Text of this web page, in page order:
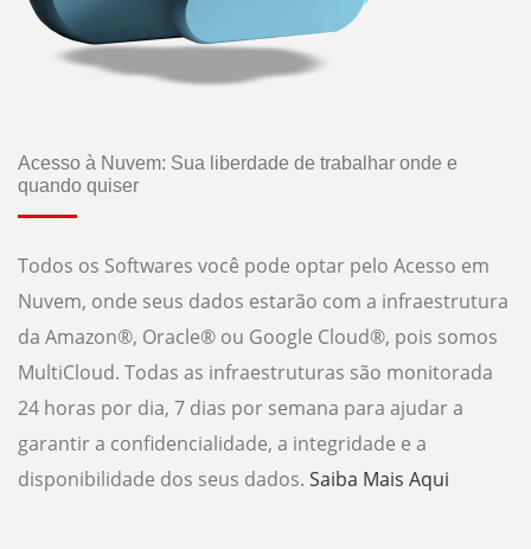
Acesso à Nuvem: Sua liberdade de trabalhar onde e
quando quiser
Todos os Softwares você pode optar pelo Acesso em
Nuvem, onde seus dados estarão com a infraestrutura
da Amazon®️, Oracle®️ ou Google Cloud®️, pois somos
MultiCloud. Todas as infraestruturas são monitorada
24 horas por dia, 7 dias por semana para ajudar a
garantir a confidencialidade, a integridade e a
disponibilidade dos seus dados. Saiba Mais Aqui